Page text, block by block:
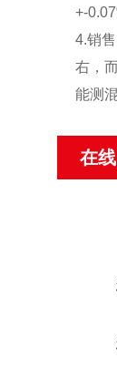
+-
4.销
右，
能测
在